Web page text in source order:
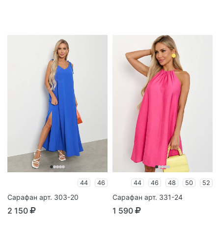
44 46
Сарафан арт. 303-20
2 150
44 46 48 50 52
Сарафан арт. 331-24
1 590